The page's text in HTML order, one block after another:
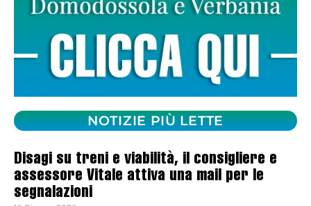
NOTIZIE PIÙ LETTE
Disagi su treni e viabilità, il consigliere e
assessore Vitale attiva una mail per le
segnalazioni